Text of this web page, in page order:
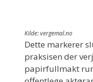
Kilde: vergemal.no
Dette markerer
praksisen der
papirfullmakt